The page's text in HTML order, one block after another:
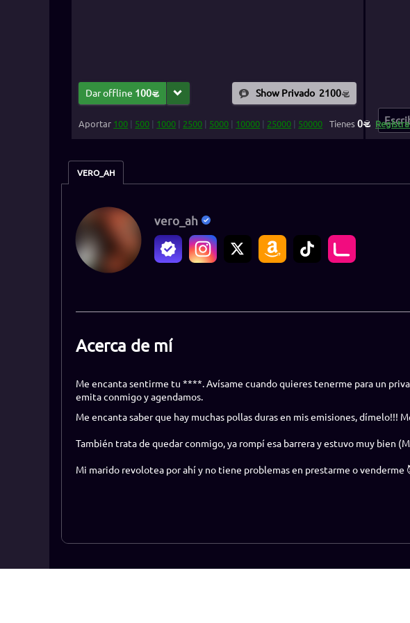
Dar offline 100 Show Privado 2100
Aportar 100 | 500 | 1000 | 2500 | 5000 | 10000 | 25000 | 50000 Tienes0
VERO_AH
vero_ah
Acerca de mí
Me encanta sentirme tu ****. Avísame cuando quieres tenerme para un
emita conmigo y agendamos.
Me encanta saber que hay muchas pollas duras en mis emisiones, dímelo!!!
También trata de quedar conmigo, ya rompí esa barrera y estuvo muy bien
Mi marido revolotea por ahí y no tiene problemas en prestarme o venderme